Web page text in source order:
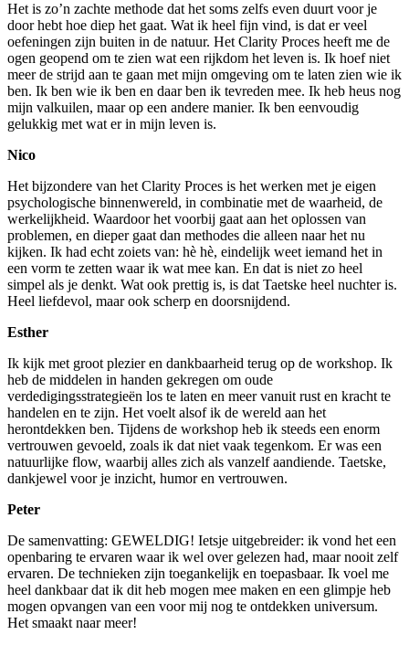
Het is zo’n zachte methode dat het soms zelfs even duurt voor je
door hebt hoe diep het gaat. Wat ik heel fijn vind, is dat er veel
oefeningen zijn buiten in de natuur. Het Clarity Proces heeft me de
ogen geopend om te zien wat een rijkdom het leven is. Ik hoef niet
meer de strijd aan te gaan met mijn omgeving om te laten zien wie ik
ben. Ik ben wie ik ben en daar ben ik tevreden mee. Ik heb heus nog
mijn valkuilen, maar op een andere manier. Ik ben eenvoudig
gelukkig met wat er in mijn leven is.
Nico
Het bijzondere van het Clarity Proces is het werken met je eigen
psychologische binnenwereld, in combinatie met de waarheid, de
werkelijkheid. Waardoor het voorbij gaat aan het oplossen van
problemen, en dieper gaat dan methodes die alleen naar het nu
kijken. Ik had echt zoiets van: hè hè, eindelijk weet iemand het in
een vorm te zetten waar ik wat mee kan. En dat is niet zo heel
simpel als je denkt. Wat ook prettig is, is dat Taetske heel nuchter is.
Heel liefdevol, maar ook scherp en doorsnijdend.
Esther
Ik kijk met groot plezier en dankbaarheid terug op de workshop. Ik
heb de middelen in handen gekregen om oude
verdedigingsstrategieën los te laten en meer vanuit rust en kracht te
handelen en te zijn. Het voelt alsof ik de wereld aan het
herontdekken ben. Tijdens de workshop heb ik steeds een enorm
vertrouwen gevoeld, zoals ik dat niet vaak tegenkom. Er was een
natuurlijke flow, waarbij alles zich als vanzelf aandiende. Taetske,
dankjewel voor je inzicht, humor en vertrouwen.
Peter
De samenvatting: GEWELDIG! Ietsje uitgebreider: ik vond het een
openbaring te ervaren waar ik wel over gelezen had, maar nooit zelf
ervaren. De technieken zijn toegankelijk en toepasbaar. Ik voel me
heel dankbaar dat ik dit heb mogen mee maken en een glimpje heb
mogen opvangen van een voor mij nog te ontdekken universum.
Het smaakt naar meer!